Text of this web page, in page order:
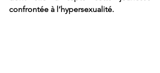
confrontée à l’hypersexualité.